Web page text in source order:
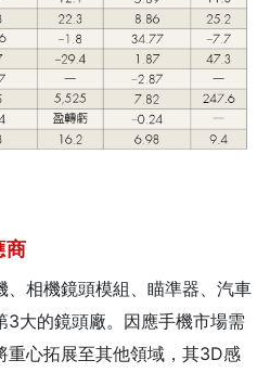
商
、相機鏡頭模組、瞄準器、汽車
3大的鏡頭廠。因應手機市場需
重心拓展至其他領域，其3D感